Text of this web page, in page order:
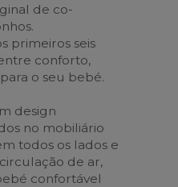
de co-
primeiros seis
conforto,
o seu bebé.
design
no mobiliário
todos os lados e
de ar,
confortável